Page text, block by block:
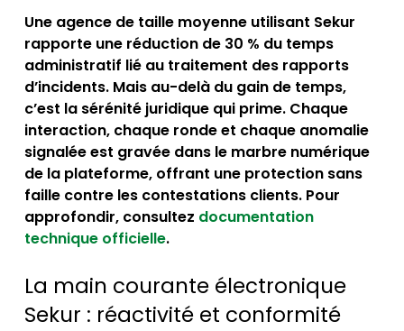
Une agence de taille moyenne utilisant Sekur
rapporte une réduction de 30 % du temps
administratif lié au traitement des rapports
d’incidents. Mais au-delà du gain de temps,
c’est la sérénité juridique qui prime. Chaque
interaction, chaque ronde et chaque anomalie
signalée est gravée dans le marbre numérique
de la plateforme, offrant une protection sans
faille contre les contestations clients. Pour
approfondir, consultez documentation
technique officielle.
La main courante électronique
Sekur : réactivité et conformité